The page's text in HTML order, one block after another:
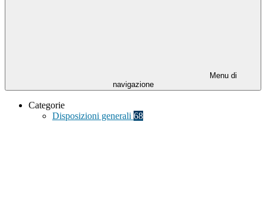
Menu di
navigazione
Categorie
Disposizioni generali 68